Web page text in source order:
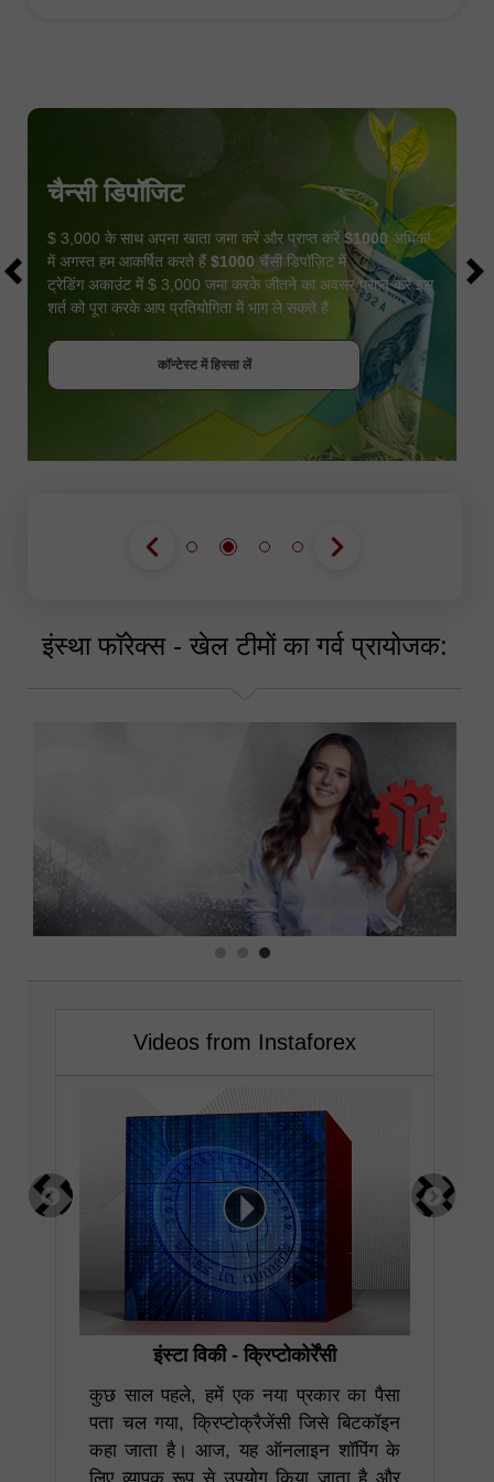
कॉन्टेस्ट में हिस्सा लें
चैन्सी डिपॉजिट
$ 3,000 के साथ अपना खाता जमा करें और प्राप्त करें $1000 अधिक!
में अगस्त हम आकर्षित करते हैं $1000 चैंसी डिपॉज़िट में
ट्रेडिंग अकाउंट में $ 3,000 जमा करके जीतने का अवसर प्राप्त करें इस
शर्त को पूरा करके आप प्रतियोगिता में भाग ले सकते हैं
कॉन्टेस्ट में हिस्सा लें
कॉन्टेस्ट में हिस्सा लें
इंस्था फॉरेक्स - खेल टीमों का गर्व प्रायोजक:
Videos from Instaforex
इंस्टा विकी - क्रिप्टोकोर्रेंसी
कुछ साल पहले, हमें एक नया प्रकार का पैसा
पता चल गया, क्रिप्टोक्रैजेंसी जिसे बिटकॉइन
कहा जाता है। आज, यह ऑनलाइन शॉपिंग के